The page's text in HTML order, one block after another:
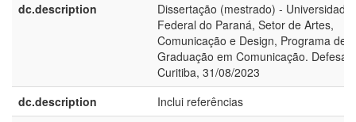
dc.description
Dissertação (mestrado) - Universidade
Federal do Paraná, Setor de Artes,
Comunicação e Design, Programa de
Graduação em Comunicação. Defesa :
Curitiba, 31/08/2023
dc.description
Inclui referências